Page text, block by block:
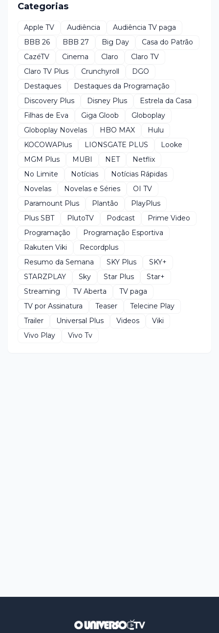
Categorias
Apple TV Audiência
Audiência TV paga
BBB 26
BBB 27 Big Day
Casa do Patrão
CazéTV
Cinema Claro
Claro TV
Claro TV Plus
Crunchyroll
DGO
Destaques
Destaques da Programação
Discovery Plus
Disney Plus
Estrela da Casa
Filhas de Eva
Giga Gloob
Globoplay
Globoplay Novelas
HBO MAX
Hulu
KOCOWAPlus
LIONSGATE PLUS
Looke
MGM Plus
MUBI NET
Netflix
No Limite
Notícias
Notícias Rápidas
Novelas
Novelas e Séries
OI TV
Paramount Plus
Plantão
PlayPlus
Plus SBT
PlutoTV Podcast
Prime Video
Programação
Programação Esportiva
Rakuten Viki
Recordplus
Resumo da Semana
SKY Plus
SKY+
STARZPLAY
Sky Star Plus
Star+
Streaming
TV Aberta
TV paga
TV por Assinatura
Teaser
Telecine Play
Trailer
Universal Plus Videos
Viki
Vivo Play
Vivo Tv